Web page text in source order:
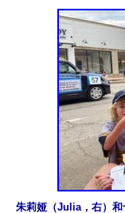
朱莉娅（Julia，右）